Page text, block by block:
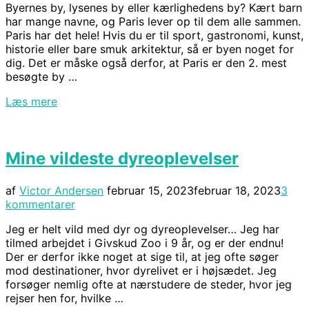
Byernes by, lysenes by eller kærlighedens by? Kært barn
har mange navne, og Paris lever op til dem alle sammen.
Paris har det hele! Hvis du er til sport, gastronomi, kunst,
historie eller bare smuk arkitektur, så er byen noget for
dig. Det er måske også derfor, at Paris er den 2. mest
besøgte by …
Læs mere“De
og
oplevelser
i
Paris”
Mine vildeste dyreoplevelser
af Victor AndersenUdgivet
februar 15, 2023februar 18, 20233
kommentarer
Jeg er helt vild med dyr og dyreoplevelser… Jeg har
tilmed arbejdet i Givskud Zoo i 9 år, og er der endnu!
Der er derfor ikke noget at sige til, at jeg ofte søger
mod destinationer, hvor dyrelivet er i højsædet. Jeg
forsøger nemlig ofte at nærstudere de steder, hvor jeg
rejser hen for, hvilke …